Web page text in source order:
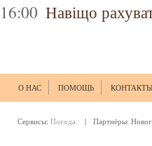
16:00 Навіщо
О НАС ПОМОЩЬ КОНТАКТЫ
Сервисы: Погода. | Партнёры: